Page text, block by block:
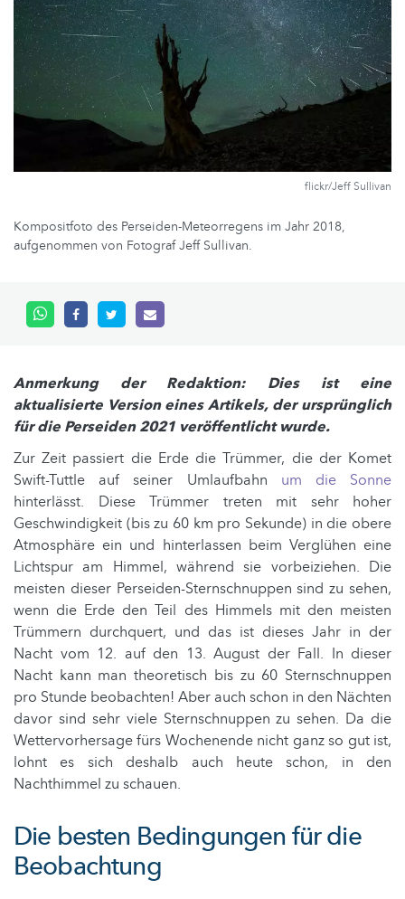
flickr/Jeff Sullivan
Kompositfoto des Perseiden-Meteorregens im Jahr 2018,
aufgenommen von Fotograf Jeff Sullivan.
Anmerkung der Redaktion: Dies ist eine
aktualisierte Version eines Artikels, der ursprünglich
für die Perseiden 2021 veröffentlicht wurde.
Zur Zeit passiert die Erde die Trümmer, die der Komet
Swift-Tuttle auf seiner Umlaufbahn um die Sonne
hinterlässt. Diese Trümmer treten mit sehr hoher
Geschwindigkeit (bis zu 60 km pro Sekunde) in die obere
Atmosphäre ein und hinterlassen beim Verglühen eine
Lichtspur am Himmel, während sie vorbeiziehen. Die
meisten dieser Perseiden-Sternschnuppen sind zu sehen,
wenn die Erde den Teil des Himmels mit den meisten
Trümmern durchquert, und das ist dieses Jahr in der
Nacht vom 12. auf den 13. August der Fall. In dieser
Nacht kann man theoretisch bis zu 60 Sternschnuppen
pro Stunde beobachten! Aber auch schon in den Nächten
davor sind sehr viele Sternschnuppen zu sehen. Da die
Wettervorhersage fürs Wochenende nicht ganz so gut ist,
lohnt es sich deshalb auch heute schon, in den
Nachthimmel zu schauen.
Die besten Bedingungen für die
Beobachtung